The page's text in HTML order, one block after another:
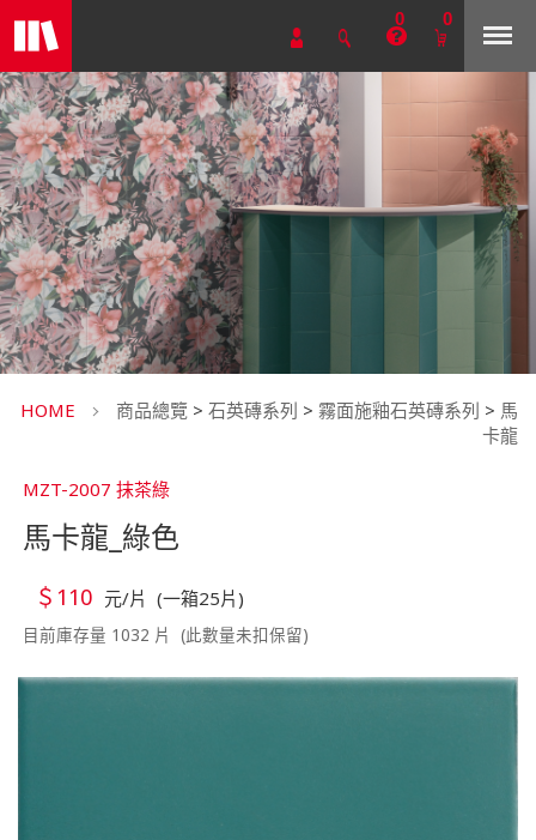
0 0
HOME 商品總覽 > 石英磚系列 > 霧面施釉石英磚系列 > 馬
卡龍
MZT-2007 抹茶綠
馬卡龍_綠色
＄110 元/片 (一箱25片)
目前庫存量 1032 片 (此數量未扣保留)